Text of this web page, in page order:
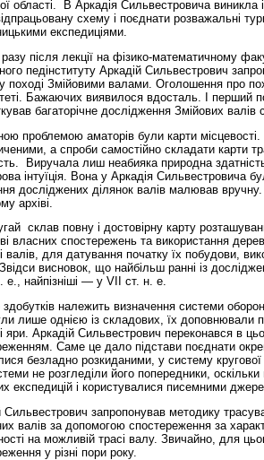
області. В Аркадія Сильвестровича
схему і поєднати розважальні
експедиціями.
після лекції на фізико-математичному
педінституту Аркадій Сильвестрович
поході Змійовими валами. Оголошення про
Бажаючих виявилося вдосталь. І перший
багаторічне дослідження Змійових
проблемою аматорів були карти місцевості.
а спроби самостійно складати карти
Виручала лиш неабияка природна
інтуїція. Вона у Аркадія Сильвестровича
досліджених ділянок валів малював вручну.
архіві.
склав повну і достовірну карту
власних спостережень та використання
валів, для датування початку їх побудови,
висновок, що найбільш ранні із
е., найпізніші — у VII ст. н. е.
належить визначення системи
лише однією із складових, їх доповнювали
яри. Аркадій Сильвестрович переконався в
Саме це дало підстави поєднати
безладно розкиданими, у систему кругової
не розгледіли його попередники,
експедицій і користувалися писемними
Сильвестрович запропонував методику
валів за допомогою спостереження за
на можливій трасі валу. Звичайно, для
у різні пори року.